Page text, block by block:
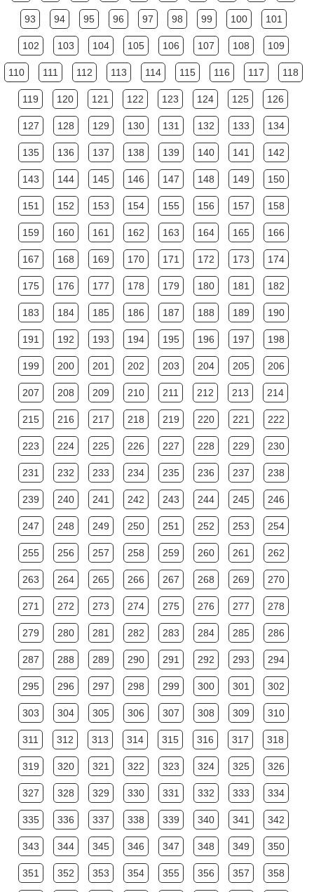
93 94 95 96 97 98 99 100 101
102 103 104 105 106 107 108 109
110 111 112 113 114 115 116 117 118
119 120 121 122 123 124 125 126
127 128 129 130 131 132 133 134
135 136 137 138 139 140 141 142
143 144 145 146 147 148 149 150
151 152 153 154 155 156 157 158
159 160 161 162 163 164 165 166
167 168 169 170 171 172 173 174
175 176 177 178 179 180 181 182
183 184 185 186 187 188 189 190
191 192 193 194 195 196 197 198
199 200 201 202 203 204 205 206
207 208 209 210 211 212 213 214
215 216 217 218 219 220 221 222
223 224 225 226 227 228 229 230
231 232 233 234 235 236 237 238
239 240 241 242 243 244 245 246
247 248 249 250 251 252 253 254
255 256 257 258 259 260 261 262
263 264 265 266 267 268 269 270
271 272 273 274 275 276 277 278
279 280 281 282 283 284 285 286
287 288 289 290 291 292 293 294
295 296 297 298 299 300 301 302
303 304 305 306 307 308 309 310
311 312 313 314 315 316 317 318
319 320 321 322 323 324 325 326
327 328 329 330 331 332 333 334
335 336 337 338 339 340 341 342
343 344 345 346 347 348 349 350
351 352 353 354 355 356 357 358